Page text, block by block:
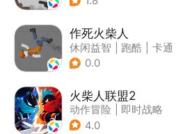
作死火柴人
休闲益智 跑酷
卡通
| 62游戏
0.0
火柴人联盟2
动作冒险
即时战略
| 冒险
4.0